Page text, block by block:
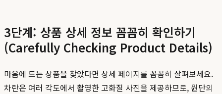
3단계: 상품 상세 정보 꼼꼼히 확인하기
(Carefully Checking Product Details)
마음에 드는 상품을 찾았다면 상세 페이지를 꼼꼼히 살펴보세요.
차란은 여러 각도에서 촬영한 고화질 사진을 제공하므로, 원단의